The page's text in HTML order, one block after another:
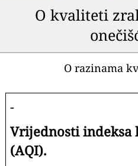
O kvaliteti
O razinama
-
Vrijednosti indeksa
(AQI).